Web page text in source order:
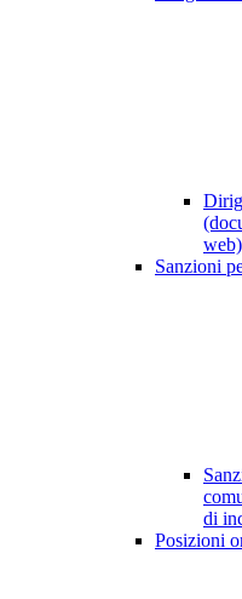
web)
Sanzioni
di
Posizioni